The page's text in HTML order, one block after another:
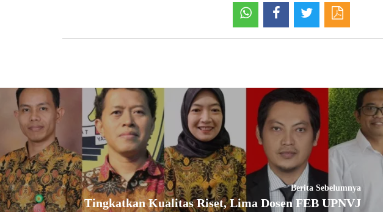
Berita Sebelumnya
Tingkatkan Kualitas Riset, Lima Dosen FEB UPNVJ